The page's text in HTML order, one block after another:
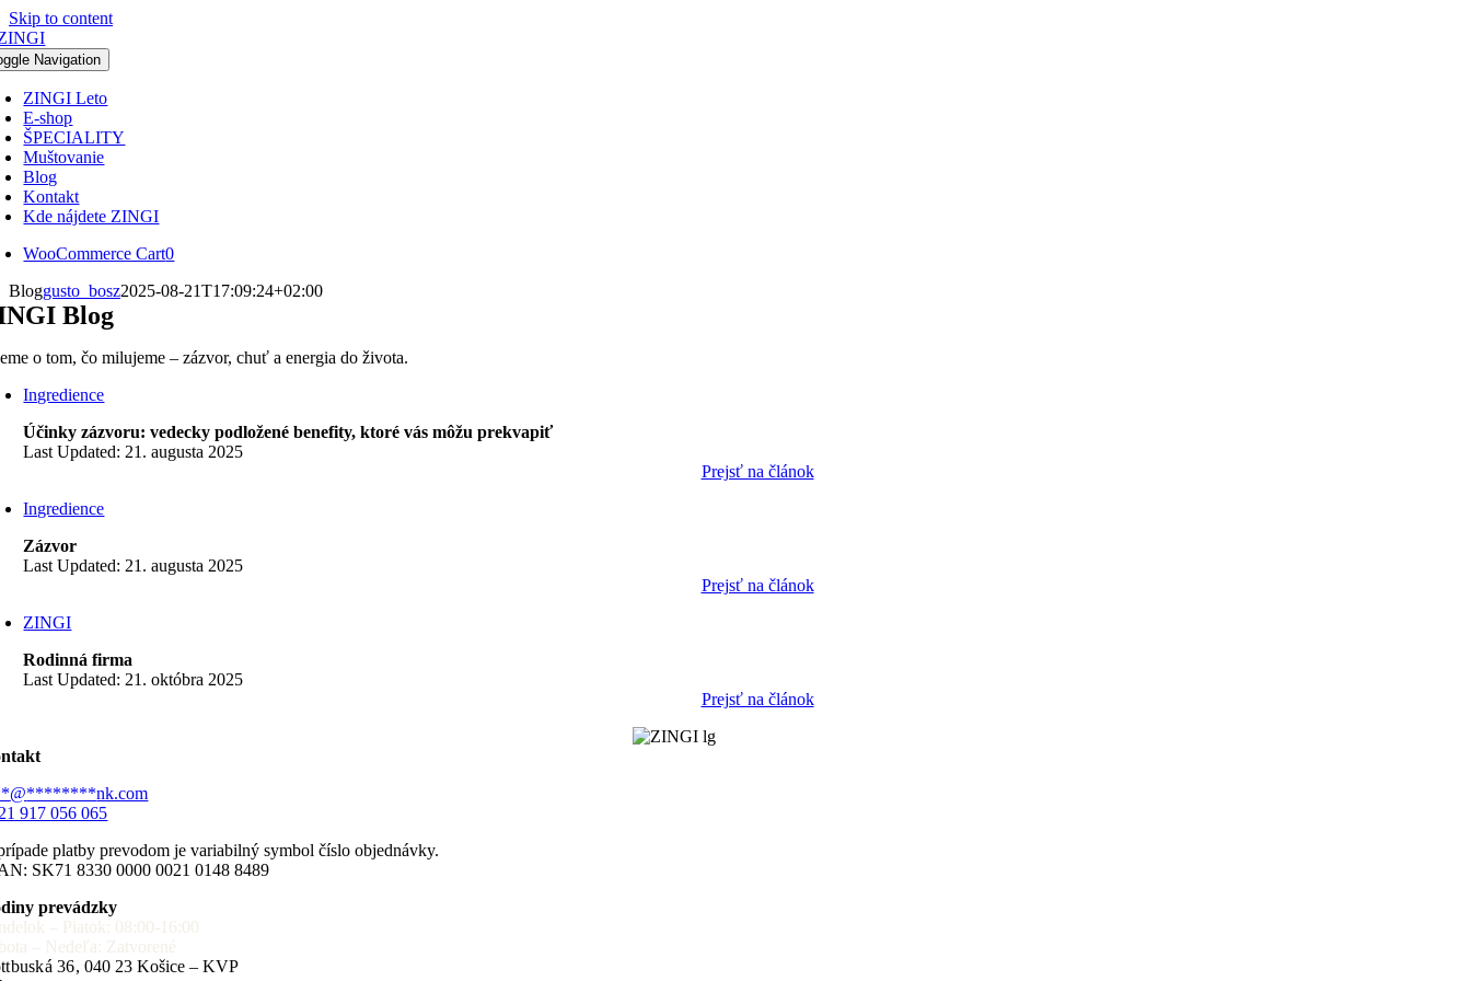
Skip to content
Navigation
ZINGI Leto
E-shop
ŠPECIALITY
Muštovanie
Blog
Kontakt
Kde nájdete ZINGI
WooCommerce Cart0
Bloggusto_bosz2025-08-21T17:09:24+02:00
Blog
o tom, čo milujeme – zázvor, chuť a energia do života.
Ingredience
Účinky zázvoru: vedecky podložené benefity, ktoré vás môžu prekvapiť
Last Updated: 21. augusta 2025
Prejsť na článok
Ingredience
Zázvor
Last Updated: 21. augusta 2025
Prejsť na článok
ZINGI
Rodinná firma
Last Updated: 21. októbra 2025
Prejsť na článok
@********nk.com
917 056 065
platby prevodom je variabilný symbol číslo objednávky.
SK71 8330 0000 0021 0148 8489
prevádzky
– Piatok: 08:00-16:00
– Nedeľa: Zatvorené
36,040 23 Košice – KVP